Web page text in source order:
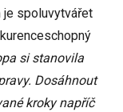
je spoluvytvářet
si stanovila
Dosáhnout
kroky napříč